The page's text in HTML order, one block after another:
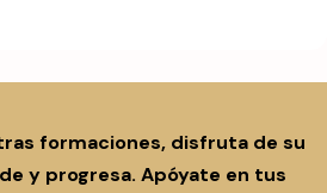
formaciones, disfruta de su
y progresa. Apóyate en tus